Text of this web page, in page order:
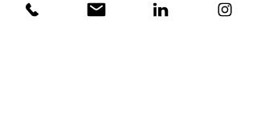
podmiotami postrzegano głównie przez